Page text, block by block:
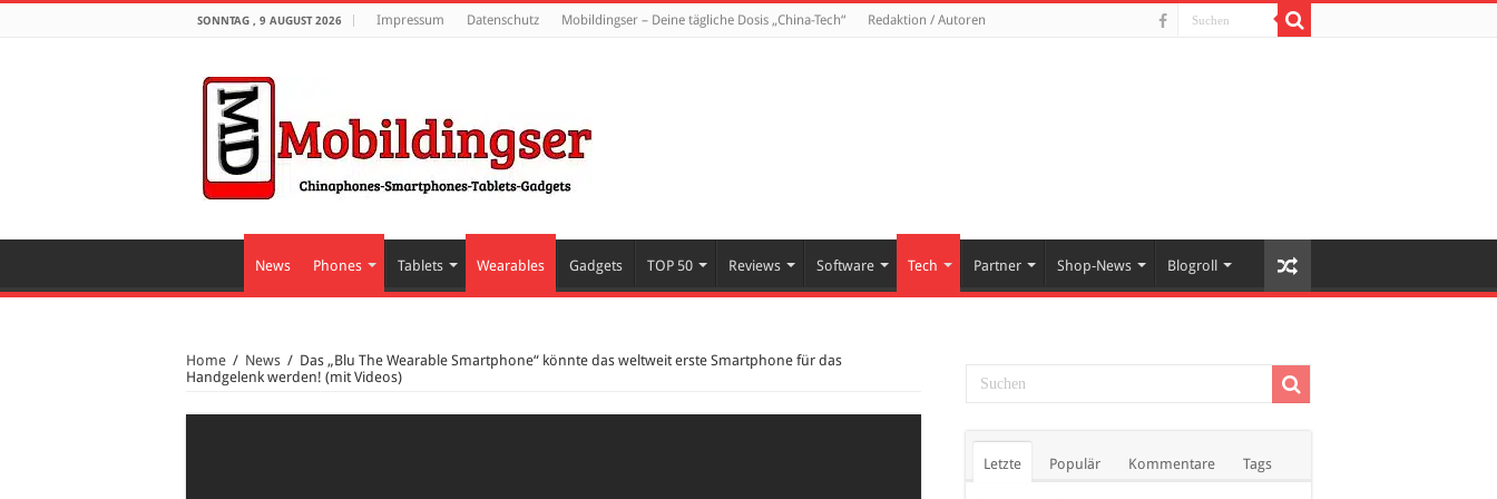
SONNTAG , 9 AUGUST 2026 Impressum Datenschutz Mobildingser – Deine tägliche Dosis „China-Tech“ Redaktion / Autoren
News Phones Tablets Wearables Gadgets TOP 50 Reviews Software Tech Partner Shop-News Blogroll
Home / News / Das „Blu The Wearable Smartphone“ könnte das weltweit erste Smartphone für das
Handgelenk werden! (mit Videos)
Letzte Populär Kommentare Tags